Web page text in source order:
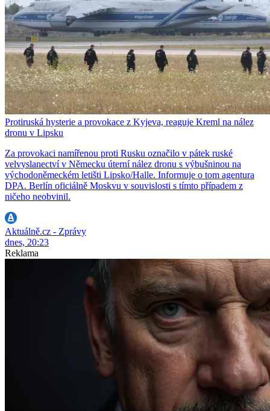
Protiruská hysterie a provokace z Kyjeva, reaguje Kreml na nález
dronu v Lipsku
Za provokaci namířenou proti Rusku označilo v pátek ruské
velvyslanectví v Německu úterní nález dronu s výbušninou na
východoněmeckém letišti Lipsko/Halle. Informuje o tom agentura
DPA. Berlín oficiálně Moskvu v souvislosti s tímto případem z
ničeho neobvinil.
Aktuálně.cz - Zprávy
dnes, 20:23
Reklama